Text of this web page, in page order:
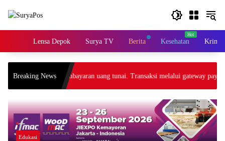
HomeLensa Depok Surya TV Berita Kesehatan
Breaking News
tidak menerima pembayaran uang tunai. Transaksi melalui gateway
Edukasi